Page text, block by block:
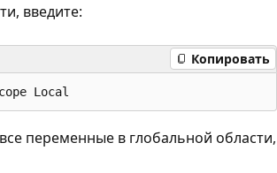
введите:
Копировать
переменные в глобальной области,